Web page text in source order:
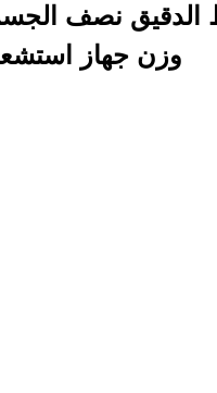
الضغط الدقيق نصف
وزن جهاز